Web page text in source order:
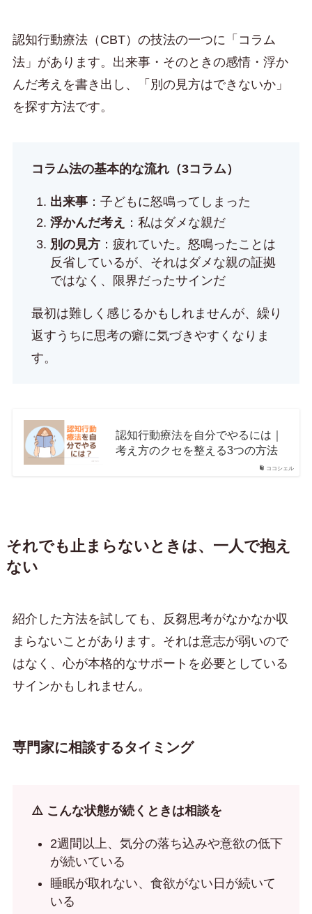
認知行動療法（CBT）の技法の一つに「コラム
法」があります。出来事・そのときの感情・浮か
んだ考えを書き出し、「別の見方はできないか」
を探す方法です。
コラム法の基本的な流れ（3コラム）
出来事：子どもに怒鳴ってしまった
浮かんだ考え
：私はダメな親だ
別の見方：疲れていた。怒鳴ったことは
反省しているが、それはダメな親の証拠
ではなく、限界だったサインだ
最初は難しく感じるかもしれませんが、繰り
返すうちに思考の癖に気づきやすくなりま
す。
ココシェル
認知行動療法を自分でやるには｜
考え方のクセを整える3つの方法
それでも止まらないときは、一人で抱え
ない
紹介した方法を試しても、反芻思考がなかなか収
まらないことがあります。それは意志が弱いので
はなく、心が本格的なサポートを必要としている
サインかもしれません。
専門家に相談するタイミング
⚠️ こんな状態が続くときは相談を
2週間以上、気分の落ち込みや意欲の低下
が続いている
睡眠が取れない、食欲がない日が続いて
いる